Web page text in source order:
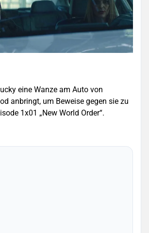
eine Wanze am Auto von
anbringt, um Beweise gegen sie zu
1x01 „New World Order“.